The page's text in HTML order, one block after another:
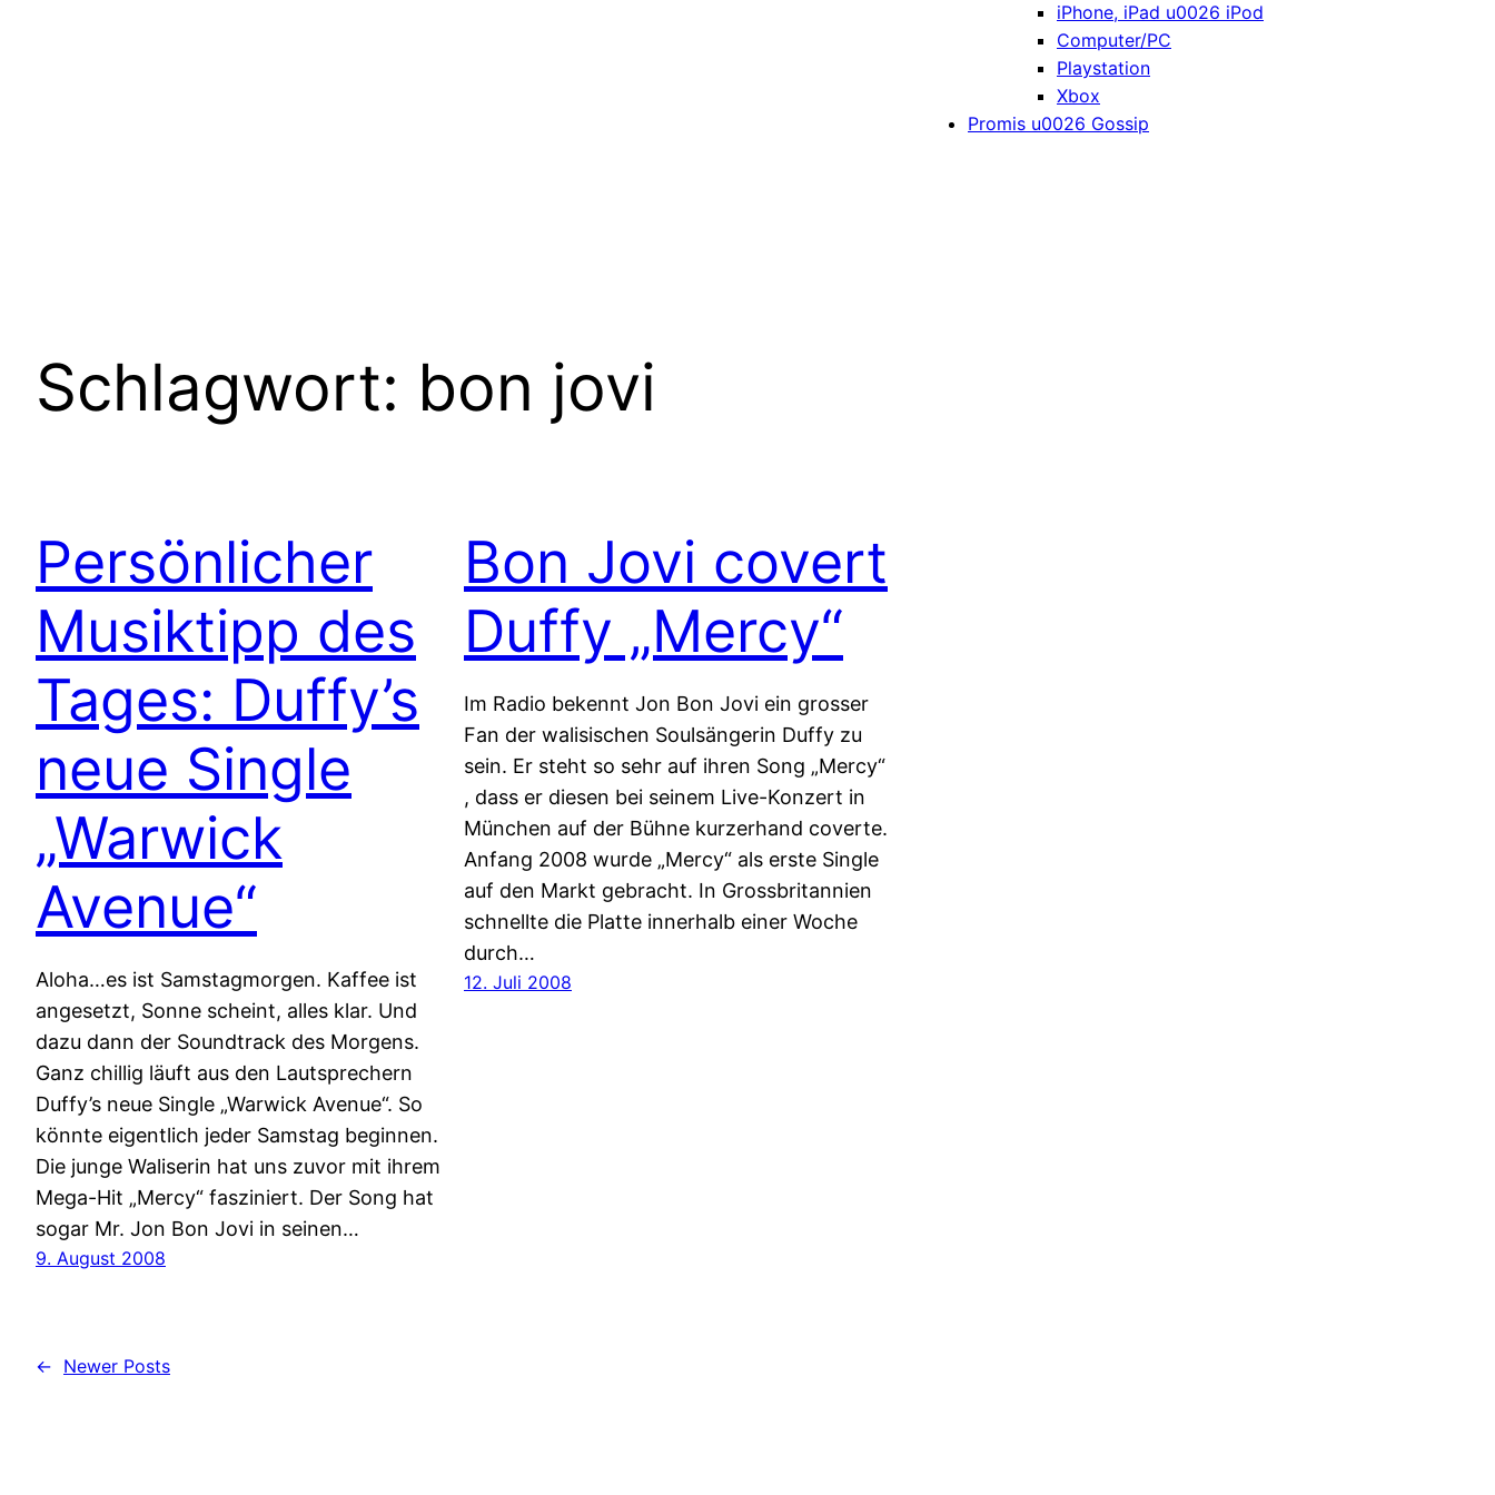
iPhone, iPad u0026 iPod
Computer/PC
Playstation
Xbox
Promis u0026 Gossip
Schlagwort: bon jovi
Persönlicher
Musiktipp des
Tages: Duffy’s
neue Single
„Warwick
Avenue“
Aloha…es ist Samstagmorgen. Kaffee ist
angesetzt, Sonne scheint, alles klar. Und
dazu dann der Soundtrack des Morgens.
Ganz chillig läuft aus den Lautsprechern
Duffy’s neue Single „Warwick Avenue“. So
könnte eigentlich jeder Samstag beginnen.
Die junge Waliserin hat uns zuvor mit ihrem
Mega-Hit „Mercy“ fasziniert. Der Song hat
sogar Mr. Jon Bon Jovi in seinen…
9. August 2008
Bon Jovi covert
Duffy „Mercy“
Im Radio bekennt Jon Bon Jovi ein grosser
Fan der walisischen Soulsängerin Duffy zu
sein. Er steht so sehr auf ihren Song „Mercy“
, dass er diesen bei seinem Live-Konzert in
München auf der Bühne kurzerhand coverte.
Anfang 2008 wurde „Mercy“ als erste Single
auf den Markt gebracht. In Grossbritannien
schnellte die Platte innerhalb einer Woche
durch…
12. Juli 2008
← Newer Posts